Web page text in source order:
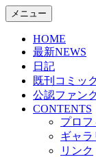
コ
ン高橋美
ト
Miyuki
メニュー
HOME
最新NEWS
日記
既刊コミッ
公認ファン
CONTENTS
プロ
ギャラ
リンク